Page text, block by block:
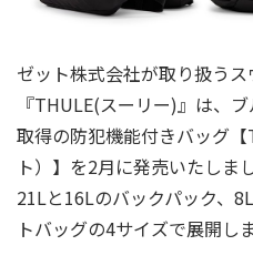
ゼット株式会社が取り扱う
『THULE(スーリー)』は、
取得の防犯機能付きバッグ
ト）】を2月に発売いたしま
21Lと16Lのバックパック、
トバッグの4サイズで展開しま